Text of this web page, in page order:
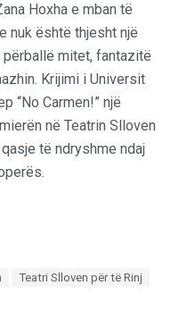
Hoxha e mban të
nuk është thjesht një
mitet, fantazitë
Krijimi i Universit
“No Carmen!” një
në Teatrin Slloven
të ndryshme ndaj
Teatri Slloven për të Rinj